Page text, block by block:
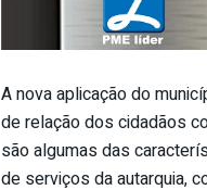
A nova aplicação do
de relação dos cidadãos
são algumas das
de serviços da autarquia,